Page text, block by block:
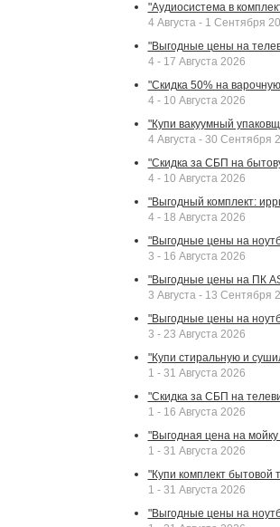
"Аудиосистема в
4 Августа - 1 Сентября
"Выгодные цены на
4 - 17 Августа 2026
"Скидка 50% на
4 - 10 Августа 2026
"Купи вакуумный
4 Августа - 30 Сентября
"Скидка за СБП на
4 - 10 Августа 2026
"Выгодный комплект:
4 - 18 Августа 2026
"Выгодные цены на
3 - 16 Августа 2026
"Выгодные цены на ПК
3 Августа - 13 Сентября
"Выгодные цены на
3 - 23 Августа 2026
"Купи стиральную и
1 - 31 Августа 2026
"Скидка за СБП на
1 - 16 Августа 2026
"Выгодная цена на
1 - 31 Августа 2026
"Купи комплект бытовой
1 - 31 Августа 2026
"Выгодные цены на